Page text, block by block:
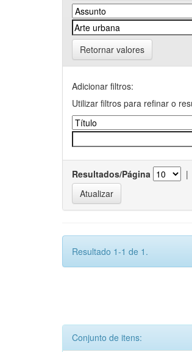
Retornar valores
Adicionar filtros:
Utilizar filtros para refinar o
Resultados/Página |
Resultado 1-1 de 1.
Conjunto de itens: